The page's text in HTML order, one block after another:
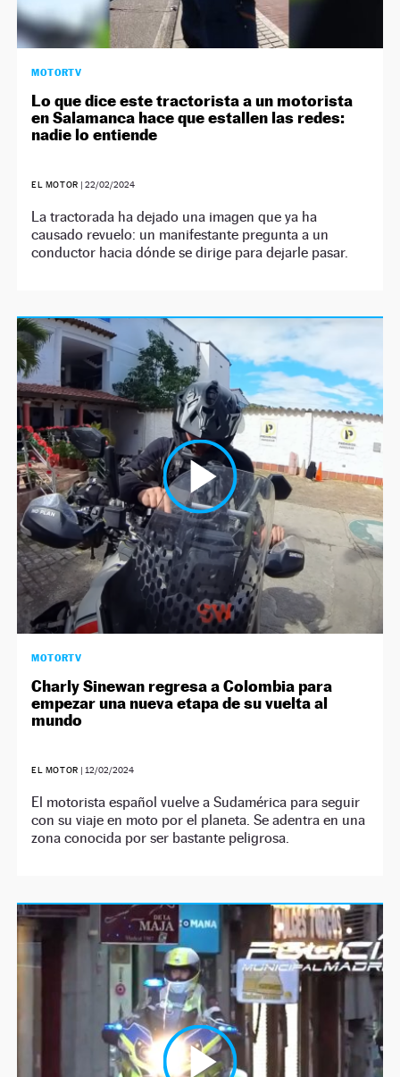
MOTORTV
Lo que dice este tractorista a un motorista
en Salamanca hace que estallen las redes:
nadie lo entiende
EL MOTOR | 22/02/2024
La tractorada ha dejado una imagen que ya ha
causado revuelo: un manifestante pregunta a un
conductor hacia dónde se dirige para dejarle pasar.
MOTORTV
Charly Sinewan regresa a Colombia para
empezar una nueva etapa de su vuelta al
mundo
EL MOTOR | 12/02/2024
El motorista español vuelve a Sudamérica para seguir
con su viaje en moto por el planeta. Se adentra en una
zona conocida por ser bastante peligrosa.